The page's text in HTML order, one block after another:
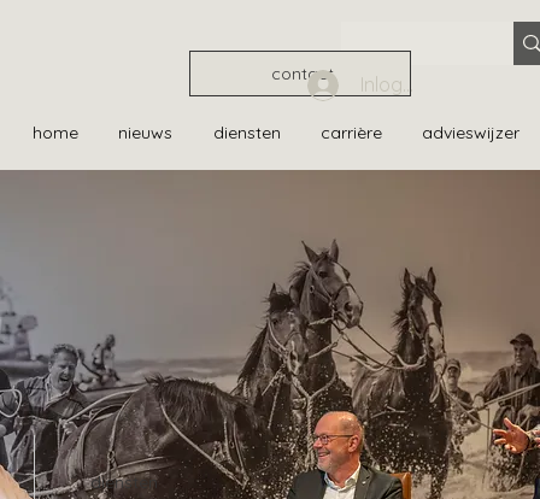
contact
home nieuws diensten carrière advieswijzer
Inloggen
diensten